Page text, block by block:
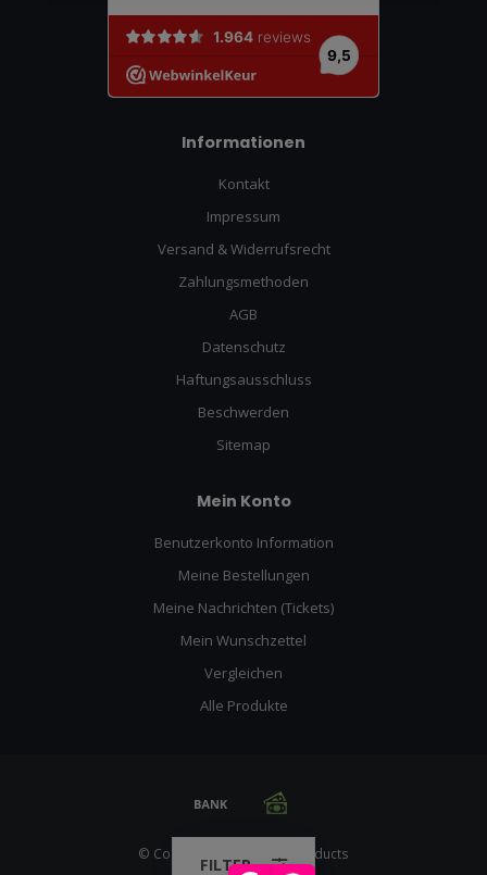
Informationen
Kontakt
Impressum
Versand & Widerrufsrecht
Zahlungsmethoden
AGB
Datenschutz
Haftungsausschluss
Beschwerden
Sitemap
Mein Konto
Benutzerkonto Information
Meine Bestellungen
Meine Nachrichten (Tickets)
Mein Wunschzettel
Vergleichen
Alle Produkte
© Copyright 2026 Racing Products
FILTER